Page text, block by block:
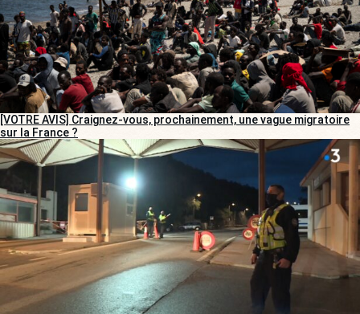
[VOTRE AVIS] Craignez-vous, prochainement, une vague migratoire
sur la France ?